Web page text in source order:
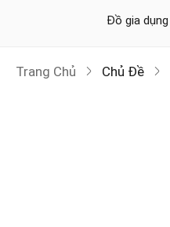
Đồ gia dụng
Trang Chủ Chủ Đề